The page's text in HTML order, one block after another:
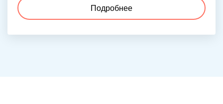
Подробнее